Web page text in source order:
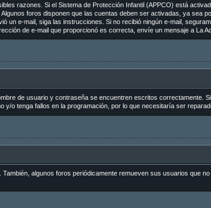
razones. Si el Sistema de Protección Infantil (APPCO) está
foros disponen que las cuentas deben ser activadas, ya sea
un e-mail, siga las instrucciones. Si no recibió ningún e-mail,
de e-mail que proporcionó es correcta, envíe un mensaje a La
de usuario y contraseña se encuentren escritos correctamente.
y/o tenga fallos en la programación, por lo que necesitaría ser
algunos foros periódicamente remueven sus usuarios que